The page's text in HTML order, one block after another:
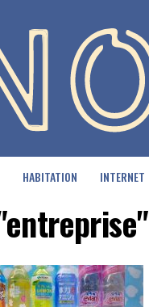
HABITATION INTERNET